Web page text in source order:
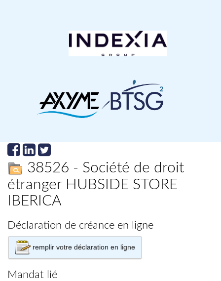
38526 - Société de droit
étranger HUBSIDE STORE
IBERICA
Déclaration de créance en ligne
remplir votre déclaration en ligne
Mandat lié